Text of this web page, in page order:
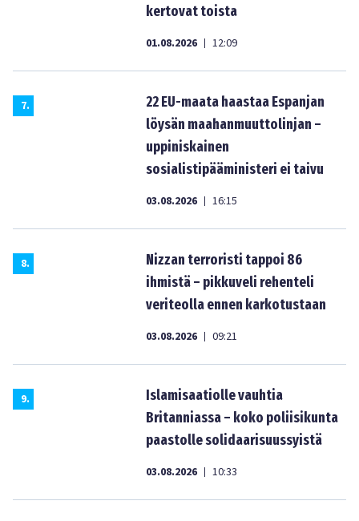
kertovat toista
01.08.2026 | 12:09
7.
22 EU-maata haastaa Espanjan
löysän maahanmuuttolinjan –
uppiniskainen
sosialistipääministeri ei taivu
03.08.2026 | 16:15
8.
Nizzan terroristi tappoi 86
ihmistä – pikkuveli rehenteli
veriteolla ennen karkotustaan
03.08.2026 | 09:21
9.
Islamisaatiolle vauhtia
Britanniassa – koko poliisikunta
paastolle solidaarisuussyistä
03.08.2026 | 10:33